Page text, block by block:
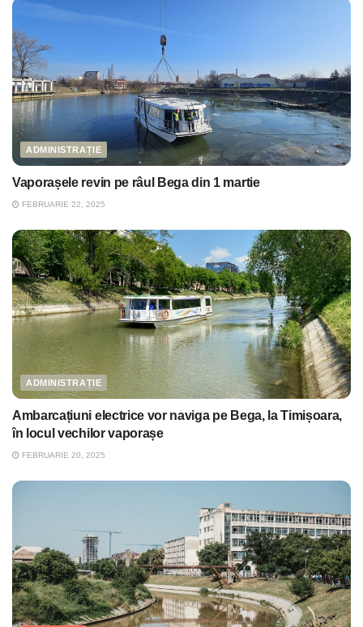
ADMINISTRAȚIE
Vaporașele revin pe râul Bega din 1 martie
FEBRUARIE 22, 2025
ADMINISTRAȚIE
Ambarcațiuni electrice vor naviga pe Bega, la Timișoara,
în locul vechilor vaporașe
FEBRUARIE 20, 2025